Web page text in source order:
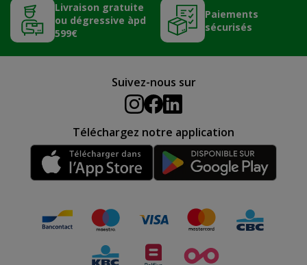
Livraison gratuite
ou dégressive àpd
599€
Paiements
sécurisés
Suivez-nous sur
Téléchargez notre application